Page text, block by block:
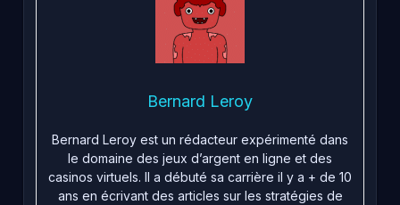
Bernard Leroy
Bernard Leroy est un rédacteur expérimenté dans
le domaine des jeux d’argent en ligne et des
casinos virtuels. Il a débuté sa carrière il y a + de 10
ans en écrivant des articles sur les stratégies de